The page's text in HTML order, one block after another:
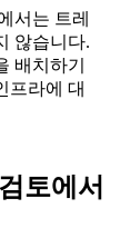
서는 트레
않습니다.
배치하기
프라에 대
토에서